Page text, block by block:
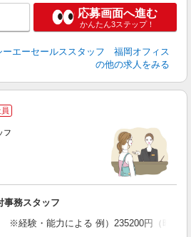
応募画面へ進む
かんたん3ステップ！
ーエーセールススタッフ 福岡オフィス
の他の求人をみる
フ
事務スタッフ
※経験・能力による 例）235200円（時給